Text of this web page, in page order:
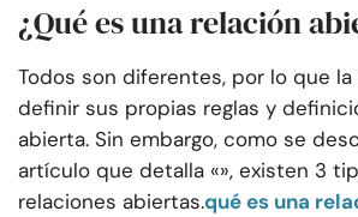
¿Qué es una relación
Todos son diferentes, por lo que la
definir sus propias reglas y
abierta. Sin embargo, como se
artículo que detalla «», existen 3
relaciones abiertas.qué es una